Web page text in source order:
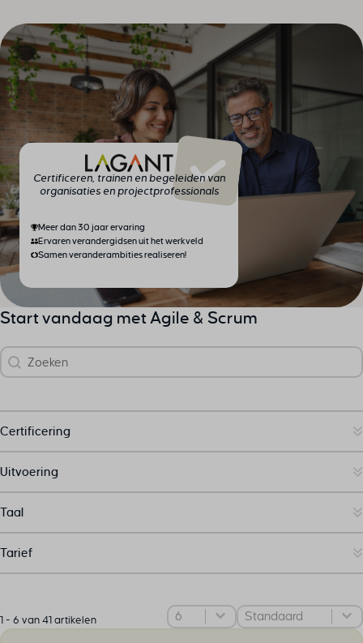
Certificeren, trainen en begeleiden van
organisaties en projectprofessionals
Meer dan 30 jaar ervaring
Ervaren verandergidsen uit het werkveld
Samen veranderambities realiseren!
Start vandaag met Agile & Scrum
Zoek
Search content
Certificering
Uitvoering
Taal
Tarief
1 - 6 van 41 artikelen
Select number per page
Sorteer
Sort content